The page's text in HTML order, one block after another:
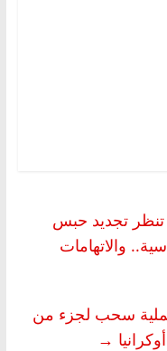
الجنايات تنظر تجديد حبس
قضية سياسية.. والاتهامات
سحب لجزء من
→